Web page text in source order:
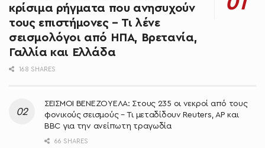
κρίσιμα ρήγματα που ανησυχούν
τους επιστήμονες – Τι λένε
σεισμολόγοι από ΗΠΑ, Βρετανία,
Γαλλία και Ελλάδα
168 SHARES
ΣΕΙΣΜΟΙ ΒΕΝΕΖΟΥΕΛΑ: Στους 235 οι νεκροί από τους
φονικούς σεισμούς – Τι μεταδίδουν Reuters, AP και
BBC για την ανείπωτη τραγωδία
66 SHARES